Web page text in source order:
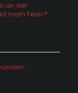
an der
mam Feier?